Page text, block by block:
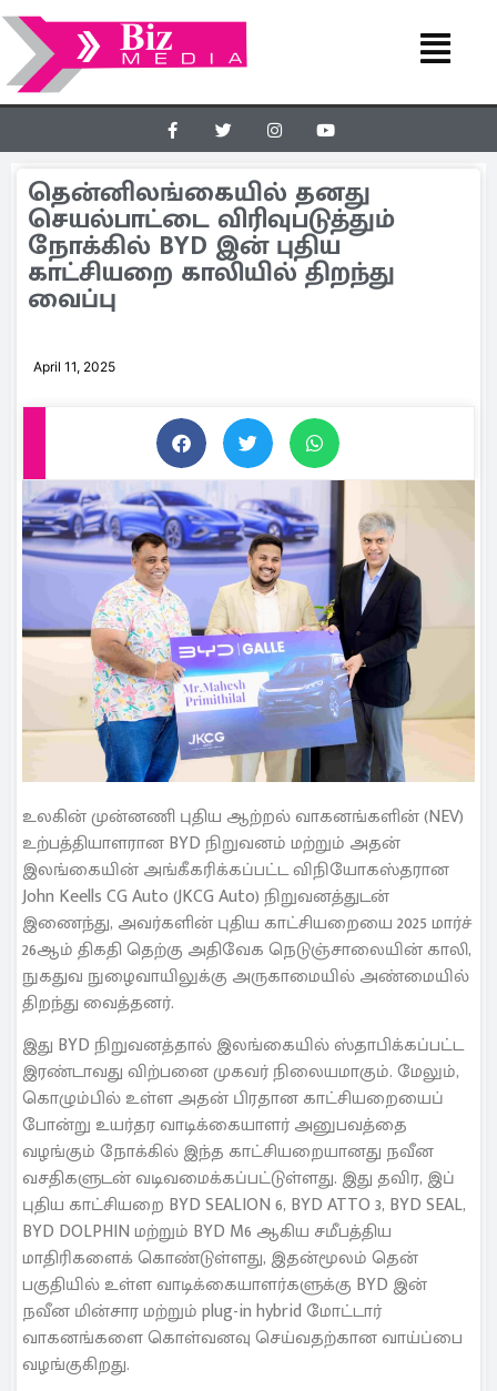
தென்னிலங்கையில் தனது
செயல்பாட்டை விரிவுபடுத்தும்
நோக்கில் BYD இன் புதிய
காட்சியறை காலியில் திறந்து
வைப்பு
April 11, 2025
உலகின் முன்னணி புதிய ஆற்றல் வாகனங்களின் (NEV)
உற்பத்தியாளரான BYD நிறுவனம் மற்றும் அதன்
இலங்கையின் அங்கீகரிக்கப்பட்ட விநியோகஸ்தரான
John Keells CG Auto (JKCG Auto) நிறுவனத்துடன்
இணைந்து, அவர்களின் புதிய காட்சியறையை 2025 மார்ச்
26ஆம் திகதி தெற்கு அதிவேக நெடுஞ்சாலையின் காலி,
நுகதுவ நுழைவாயிலுக்கு அருகாமையில் அண்மையில்
திறந்து வைத்தனர்.
இது BYD நிறுவனத்தால் இலங்கையில் ஸ்தாபிக்கப்பட்ட
இரண்டாவது விற்பனை முகவர் நிலையமாகும். மேலும்,
கொழும்பில் உள்ள அதன் பிரதான காட்சியறையைப்
போன்று உயர்தர வாடிக்கையாளர் அனுபவத்தை
வழங்கும் நோக்கில் இந்த காட்சியறையானது நவீன
வசதிகளுடன் வடிவமைக்கப்பட்டுள்ளது. இது தவிர, இப்
புதிய காட்சியறை BYD SEALION 6, BYD ATTO 3, BYD SEAL,
BYD DOLPHIN மற்றும் BYD M6 ஆகிய சமீபத்திய
மாதிரிகளைக் கொண்டுள்ளது, இதன்மூலம் தென்
பகுதியில் உள்ள வாடிக்கையாளர்களுக்கு BYD இன்
நவீன மின்சார மற்றும் plug-in hybrid மோட்டார்
வாகனங்களை கொள்வனவு செய்வதற்கான வாய்ப்பை
வழங்குகிறது.